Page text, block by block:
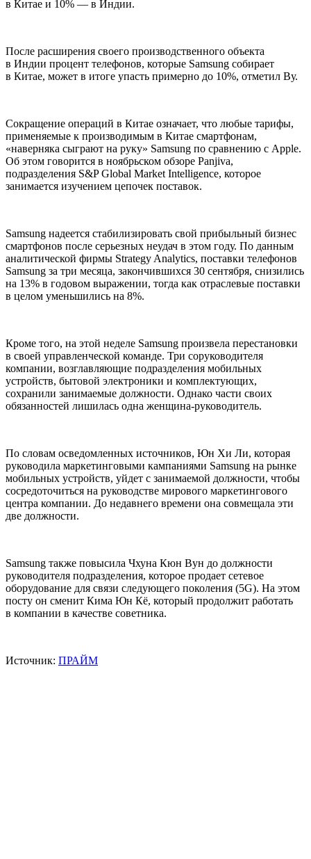
в Китае и 10% — в Индии.
После расширения своего производственного объекта
в Индии процент телефонов, которые Samsung собирает
в Китае, может в итоге упасть примерно до 10%, отметил Ву.
Сокращение операций в Китае означает, что любые тарифы,
применяемые к производимым в Китае смартфонам,
«наверняка сыграют на руку» Samsung по сравнению с Apple.
Об этом говорится в ноябрьском обзоре Panjiva,
подразделения S&P Global Market Intelligence, которое
занимается изучением цепочек поставок.
Samsung надеется стабилизировать свой прибыльный бизнес
смартфонов после серьезных неудач в этом году. По данным
аналитической фирмы Strategy Analytics, поставки телефонов
Samsung за три месяца, закончившихся 30 сентября, снизились
на 13% в годовом выражении, тогда как отраслевые поставки
в целом уменьшились на 8%.
Кроме того, на этой неделе Samsung произвела перестановки
в своей управленческой команде. Три соруководителя
компании, возглавляющие подразделения мобильных
устройств, бытовой электроники и комплектующих,
сохранили занимаемые должности. Однако части своих
обязанностей лишилась одна женщина-руководитель.
По словам осведомленных источников, Юн Хи Ли, которая
руководила маркетинговыми кампаниями Samsung на рынке
мобильных устройств, уйдет с занимаемой должности, чтобы
сосредоточиться на руководстве мирового маркетингового
центра компании. До недавнего времени она совмещала эти
две должности.
Samsung также повысила Чхуна Кюн Вун до должности
руководителя подразделения, которое продает сетевое
оборудование для связи следующего поколения (5G). На этом
посту он сменит Кима Юн Кё, который продолжит работать
в компании в качестве советника.
Источник: ПРАЙМ